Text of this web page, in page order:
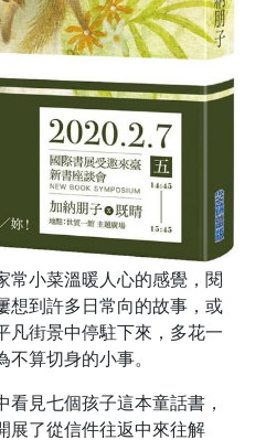
常小菜溫暖人心的感覺，閱
想到許多日常向的故事，或
凡街景中停駐下來，多花一
算切身的小事。
見七個孩子這本童話書，
展了從信件往返中來往解